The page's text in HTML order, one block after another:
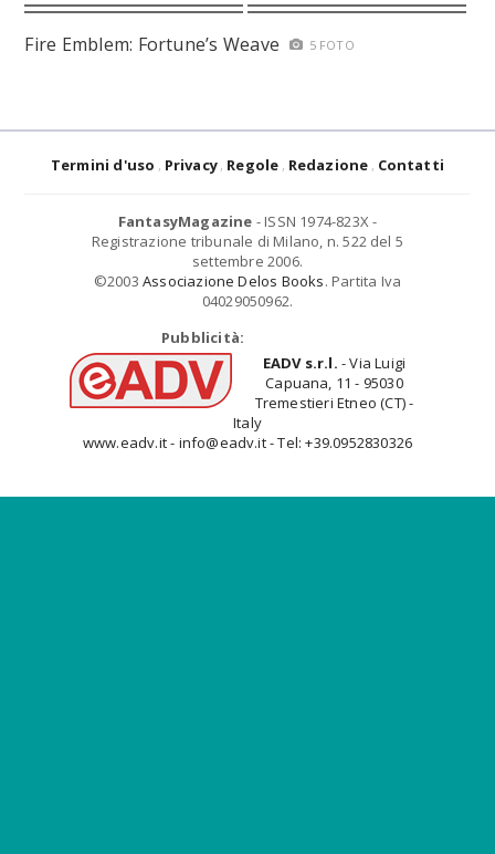
Fire Emblem: Fortune’s Weave 5 FOTO
Termini d'uso Privacy Regole Redazione Contatti
FantasyMagazine - ISSN 1974-823X -
Registrazione tribunale di Milano, n. 522 del 5
settembre 2006.
©2003 Associazione Delos Books. Partita Iva
04029050962.
Pubblicità:
EADV s.r.l. - Via Luigi
Capuana, 11 - 95030
Tremestieri Etneo (CT) -
Italy
www.eadv.it - info@eadv.it - Tel: +39.0952830326